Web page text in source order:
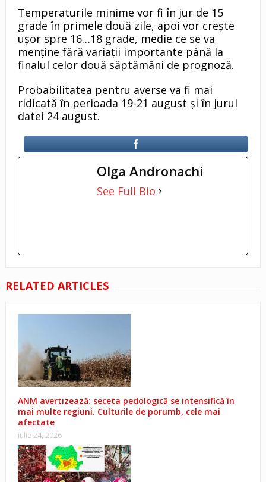
Temperaturile minime vor fi în jur de 15
grade în primele două zile, apoi vor crește
ușor spre 16…18 grade, medie ce se va
menține fără variații importante până la
finalul celor două săptămâni de prognoză.
Probabilitatea pentru averse va fi mai
ridicată în perioada 19-21 august și în jurul
datei 24 august.
Olga Andronachi
See Full Bio
RELATED ARTICLES
ANM avertizează: seceta pedologică se intensifică în
mai multe regiuni. Culturile de porumb, cele mai
afectate
iulie 24, 2026